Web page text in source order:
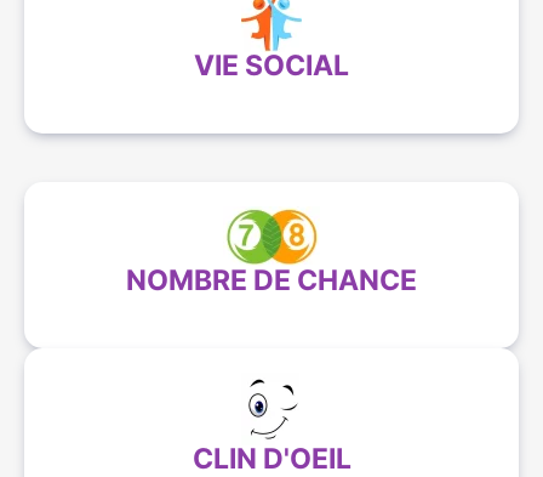
VIE SOCIAL
NOMBRE DE CHANCE
CLIN D'OEIL